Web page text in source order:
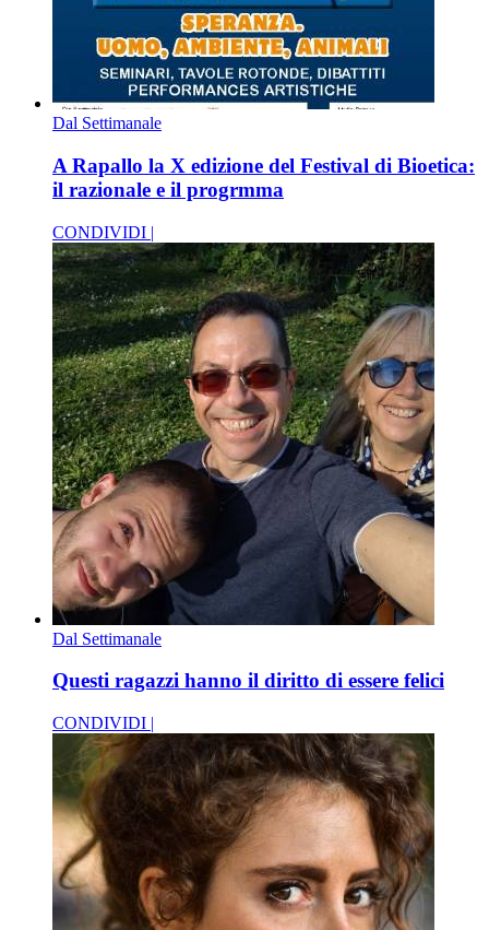
Dal Settimanale
A Rapallo la X edizione del Festival di Bioetica:
il razionale e il progrmma
CONDIVIDI |
Dal Settimanale
Questi ragazzi hanno il diritto di essere felici
CONDIVIDI |